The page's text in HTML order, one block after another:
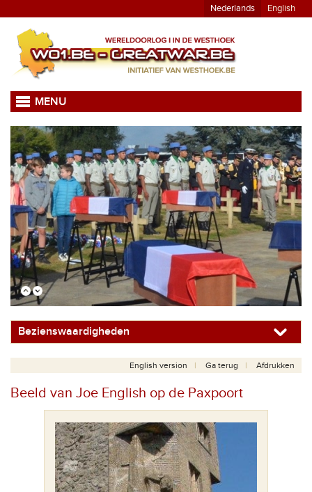
Nederlands English
MENU
Bezienswaardigheden
English version Ga terug Afdrukken
Beeld van Joe English op de Paxpoort